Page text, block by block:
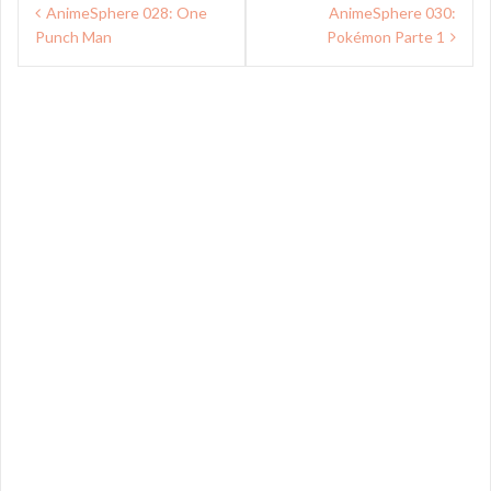
deAnimeSphere 028: One
Punch Man
AnimeSphere 030:
Pokémon Parte 1